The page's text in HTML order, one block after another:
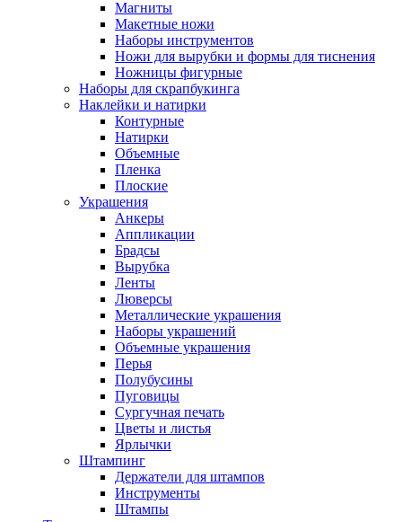
Магниты
Макетные ножи
Наборы инструментов
Ножи для вырубки и формы для тиснения
Ножницы фигурные
Наборы для скрапбукинга
Наклейки и натирки
Контурные
Натирки
Объемные
Пленка
Плоские
Украшения
Анкеры
Аппликации
Брадсы
Вырубка
Ленты
Люверсы
Металлические украшения
Наборы украшений
Объемные украшения
Перья
Полубусины
Пуговицы
Сургучная печать
Цветы и листья
Ярлычки
Штампинг
Держатели для штампов
Инструменты
Штампы